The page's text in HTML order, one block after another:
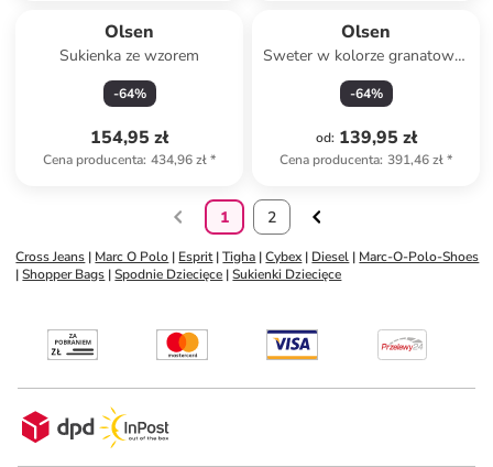
Olsen
Sukienka ze wzorem
-64%
154,95 zł
Cena producenta: 434,96 zł*
Olsen
Sweter w kolorze granatowo-
białym
-64%
od: 139,95 zł
Cena producenta: 391,46 zł*
1 2
Cross Jeans | Marc O Polo | Esprit | Tigha | Cybex | Diesel | Marc-O-Polo-Shoes
| Shopper Bags | Spodnie Dziecięce | Sukienki Dziecięce